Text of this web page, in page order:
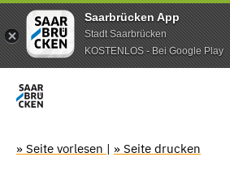
Saarbrücken App
Stadt Saarbrücken
KOSTENLOS - Bei Google Play
» Seite vorlesen | » Seite drucken